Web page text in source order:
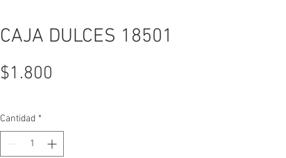
CAJA DULCES 18501
$1.800
Cantidad *